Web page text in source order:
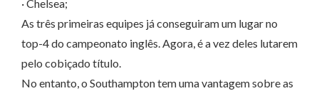
· Chelsea;
As três primeiras equipes já conseguiram um lugar no
top-4 do campeonato inglês. Agora, é a vez deles lutarem
pelo cobiçado título.
No entanto, o Southampton tem uma vantagem sobre as